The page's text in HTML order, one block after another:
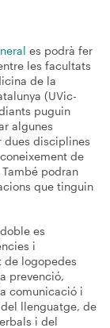
es podrà fer
les facultats
de la
(UVic-
puguin
algunes
dues disciplines
de
podran
que tinguin
es
i
de logopedes
prevenció,
comunicació i
llenguatge, de
i del